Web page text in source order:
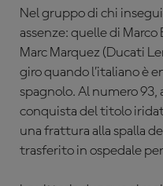
Nel gruppo di chi
assenze: quelle di
Marc Marquez (Ducati
giro quando l’italiano è
spagnolo. Al numero 93,
conquista del titolo
una frattura alla spalla
trasferito in ospedale